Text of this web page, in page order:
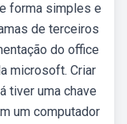
forma simples e
de terceiros
do office
microsoft. Criar
tiver uma chave
um computador